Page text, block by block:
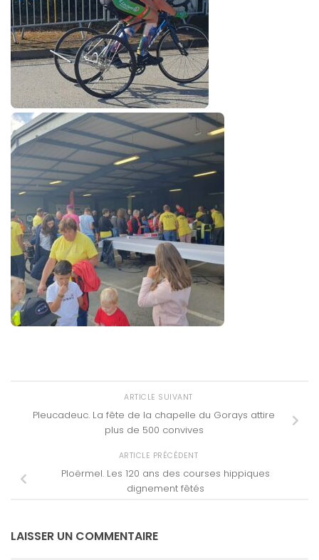
ARTICLE SUIVANT
Pleucadeuc. La fête de la chapelle du Gorays attire
plus de 500 convives
ARTICLE PRÉCÉDENT
Ploërmel. Les 120 ans des courses hippiques
dignement fêtés
LAISSER UN COMMENTAIRE